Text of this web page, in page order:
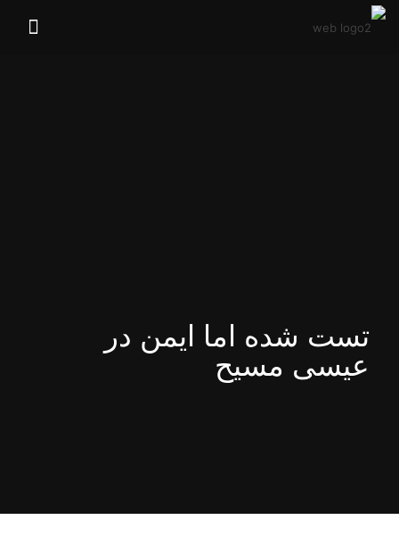
تست شده اما ایمن در
عیسی مسیح